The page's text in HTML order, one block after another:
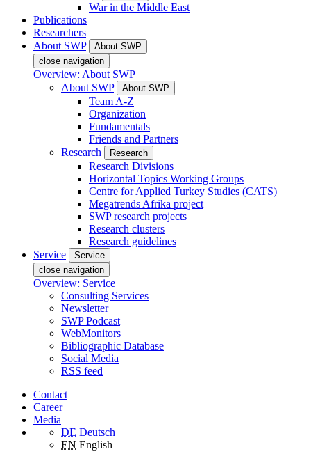
War in the Middle East
Publications
Researchers
About SWP
About SWP
close navigation
Overview: About SWP
About SWP
About SWP
Team A-Z
Organization
Fundamentals
Friends and Partners
Research
Research
Research Divisions
Horizontal Topics Working Groups
Centre for Applied Turkey Studies (CATS)
Megatrends Afrika project
SWP research projects
Research clusters
Research guidelines
Service
Service
close navigation
Overview: Service
Consulting Services
Newsletter
SWP Podcast
WebMonitors
Bibliographic Database
Social Media
RSS feed
Contact
Career
Media
DE Deutsch
EN English